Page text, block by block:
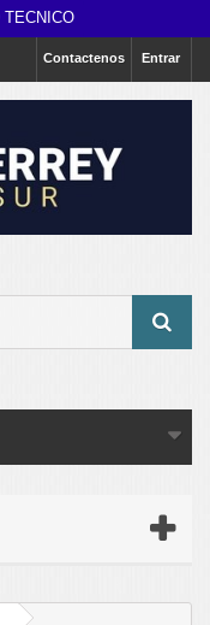
TECNICO
Entrar
Contactenos